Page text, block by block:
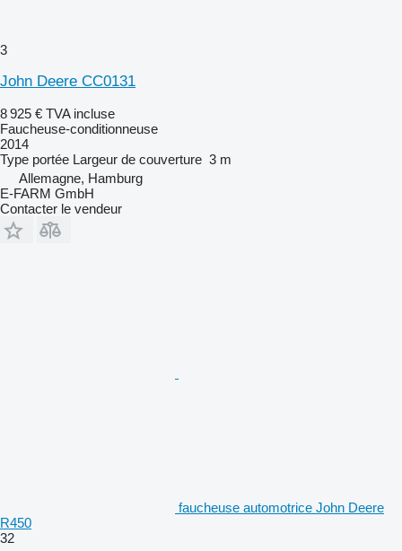
3
John Deere CC0131
8 925 € TVA incluse
Faucheuse-conditionneuse
2014
Type portée Largeur de couverture 3 m
Allemagne, Hamburg
E-FARM GmbH
Contacter le vendeur
faucheuse automotrice John Deere
R450
32